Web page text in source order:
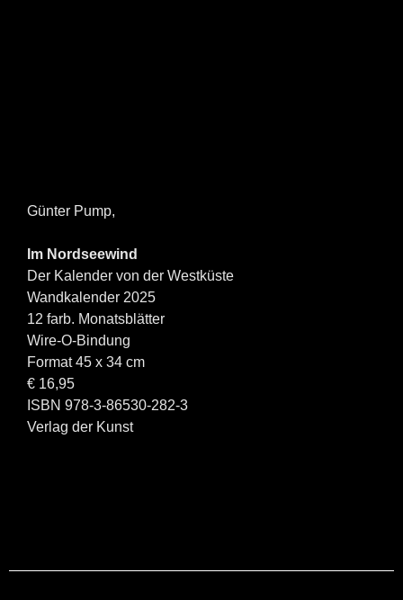
Günter Pump,
Im Nordseewind
Der Kalender von der Westküste
Wandkalender 2025
12 farb. Monatsblätter
Wire-O-Bindung
Format 45 x 34 cm
€ 16,95
ISBN 978-3-86530-282-3
Verlag der Kunst